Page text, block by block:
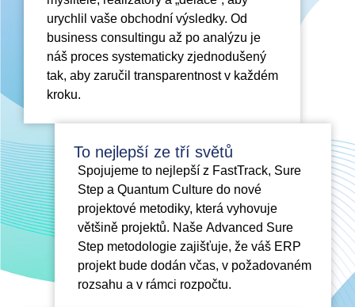
urychlil vaše obchodní výsledky. Od
business consultingu až po analýzu je
náš proces systematicky zjednodušený
tak, aby zaručil transparentnost v každém
kroku.
To nejlepší ze tří světů
Spojujeme to nejlepší z FastTrack, Sure
Step a Quantum Culture do nové
projektové metodiky, která vyhovuje
většině projektů. Naše Advanced Sure
Step metodologie zajišťuje, že váš ERP
projekt bude dodán včas, v požadovaném
rozsahu a v rámci rozpočtu.